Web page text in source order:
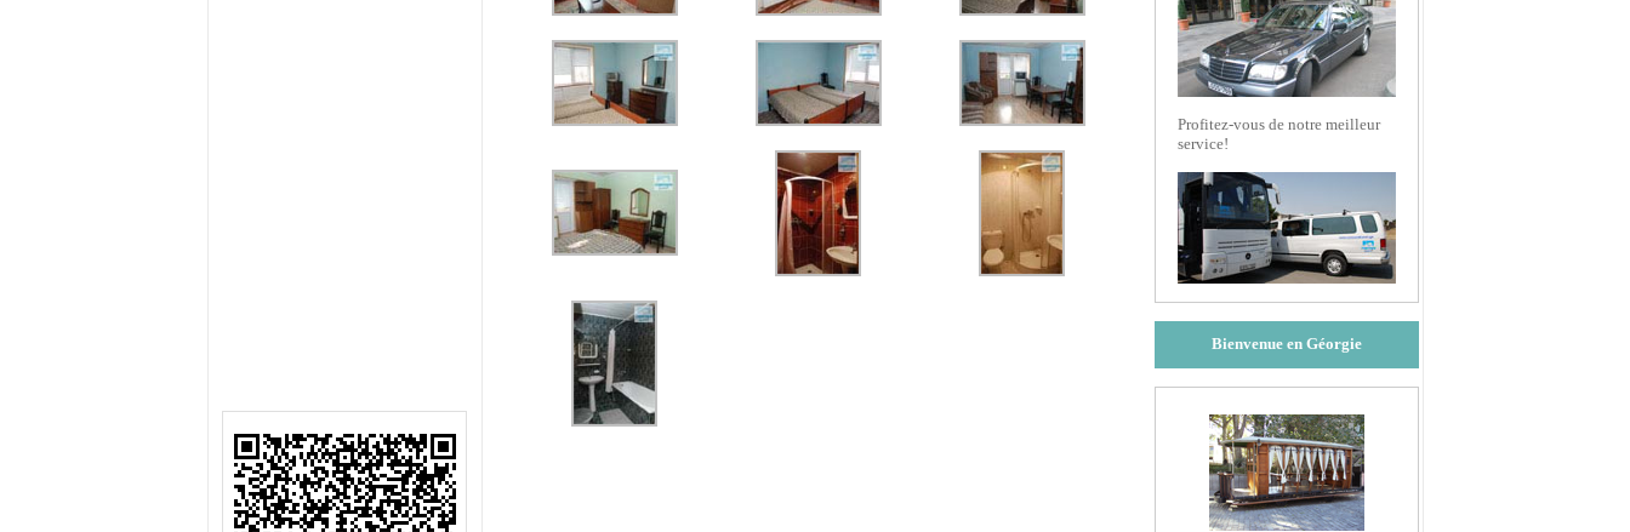
Profitez-vous de notre meilleur
service!
Bienvenue en Géorgie